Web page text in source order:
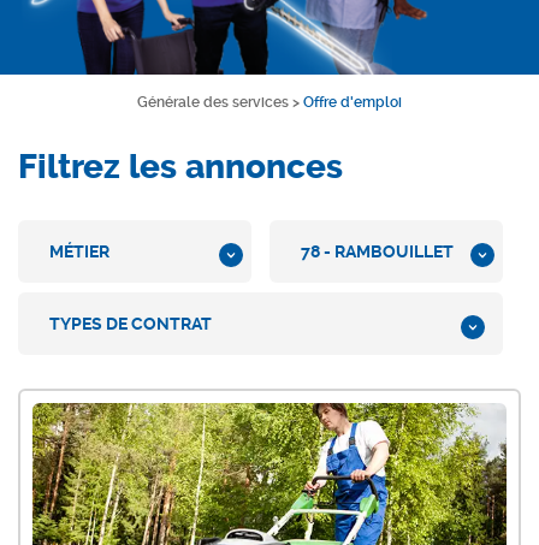
Générale des services > Offre d'emploi
Filtrez les annonces